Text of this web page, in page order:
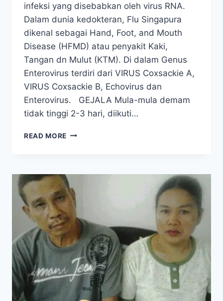
infeksi yang disebabkan oleh virus RNA.
Dalam dunia kedokteran, Flu Singapura
dikenal sebagai Hand, Foot, and Mouth
Disease (HFMD) atau penyakit Kaki,
Tangan dn Mulut (KTM). Di dalam Genus
Enterovirus terdiri dari VIRUS Coxsackie A,
VIRUS Coxsackie B, Echovirus dan
Enterovirus. GEJALA Mula-mula demam
tidak tinggi 2-3 hari, diikuti…
READ MORE FLU
ANAK
JIKA
DIANGGAP
SEPELE